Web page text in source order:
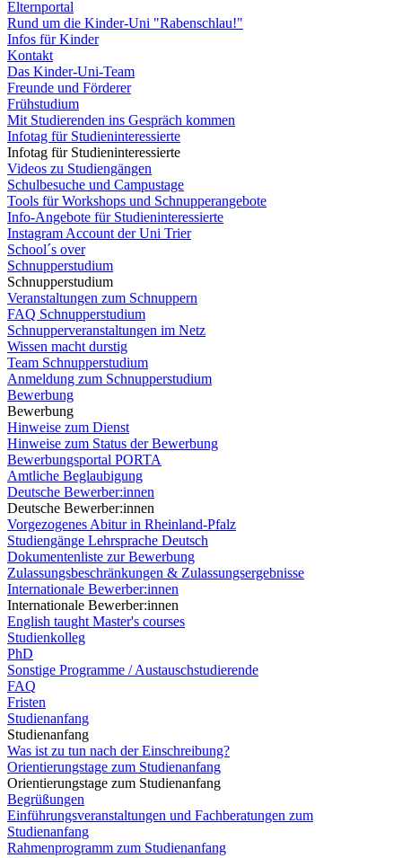
Elternportal
Rund um die Kinder-Uni "Rabenschlau!"
Infos für Kinder
Kontakt
Das Kinder-Uni-Team
Freunde und Förderer
Frühstudium
Mit Studierenden ins Gespräch kommen
Infotag für Studieninteressierte
Infotag für Studieninteressierte
Videos zu Studiengängen
Schulbesuche und Campustage
Tools für Workshops und Schnupperangebote
Info-Angebote für Studieninteressierte
Instagram Account der Uni Trier
School´s over
Schnupperstudium
Schnupperstudium
Veranstaltungen zum Schnuppern
FAQ Schnupperstudium
Schnupperveranstaltungen im Netz
Wissen macht durstig
Team Schnupperstudium
Anmeldung zum Schnupperstudium
Bewerbung
Bewerbung
Hinweise zum Dienst
Hinweise zum Status der Bewerbung
Bewerbungsportal PORTA
Amtliche Beglaubigung
Deutsche Bewerber:innen
Deutsche Bewerber:innen
Vorgezogenes Abitur in Rheinland-Pfalz
Studiengänge Lehrsprache Deutsch
Dokumentenliste zur Bewerbung
Zulassungsbeschränkungen & Zulassungsergebnisse
Internationale Bewerber:innen
Internationale Bewerber:innen
English taught Master's courses
Studienkolleg
PhD
Sonstige Programme / Austauschstudierende
FAQ
Fristen
Studienanfang
Studienanfang
Was ist zu tun nach der Einschreibung?
Orientierungstage zum Studienanfang
Orientierungstage zum Studienanfang
Begrüßungen
Einführungsveranstaltungen und Fachberatungen zum
Studienanfang
Rahmenprogramm zum Studienanfang